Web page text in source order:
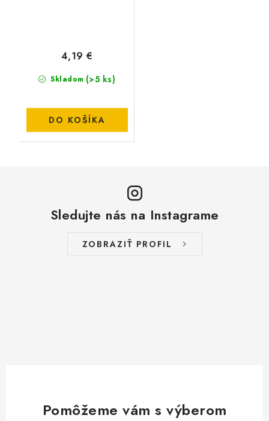
Skladom (>5 ks)
4,19 €
DO KOŠÍKA
Sledujte nás na Instagrame
ZOBRAZIŤ PROFIL
Pomôžeme vám s výberom